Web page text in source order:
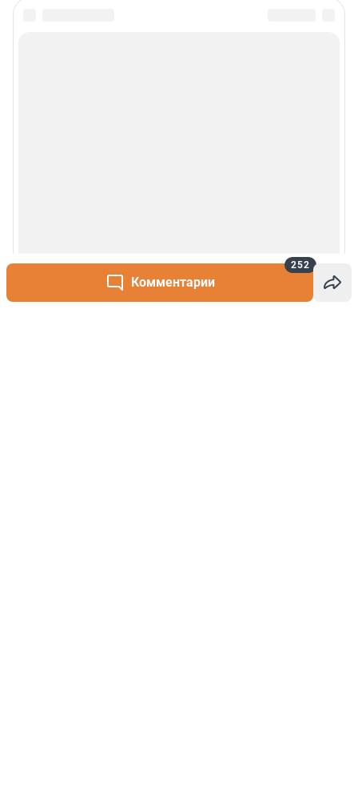
Комментарии
252